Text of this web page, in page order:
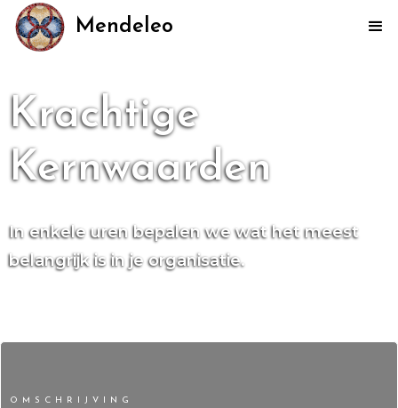
Mendeleo
Krachtige
Kernwaarden
In enkele uren bepalen we wat het meest
belangrijk is in je organisatie.
OMSCHRIJVING